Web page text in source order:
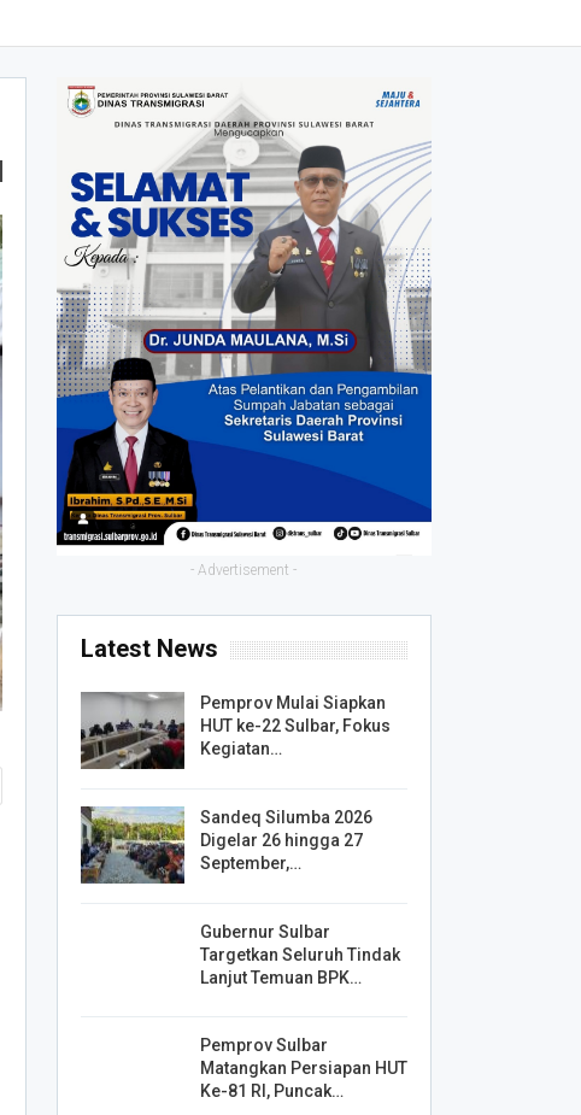
- Advertisement -
Latest News
Pemprov Mulai Siapkan
HUT ke-22 Sulbar, Fokus
Kegiatan…
Sandeq Silumba 2026
Digelar 26 hingga 27
September,…
Gubernur Sulbar
Targetkan Seluruh Tindak
Lanjut Temuan BPK…
Pemprov Sulbar
Matangkan Persiapan HUT
Ke-81 RI, Puncak…